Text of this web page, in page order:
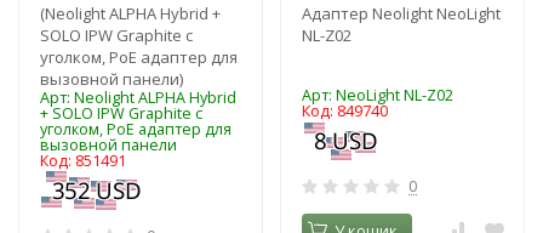
(Neolight ALPHA Hybrid +
SOLO IPW Graphite с
уголком, PoE адаптер для
вызовной панели)
Арт: Neolight ALPHA Hybrid
+ SOLO IPW Graphite с
уголком, PoE адаптер для
вызовной панели
Код: 851491
Адаптер Neolight NeoLight
NL-Z02
Арт: NeoLight NL-Z02
Код: 849740
0